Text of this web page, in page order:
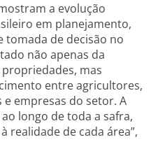
a evolução
em planejamento,
tomada de decisão no
não apenas da
mas
entre agricultores,
empresas do setor. A
longo de toda a safra,
realidade de cada área”,